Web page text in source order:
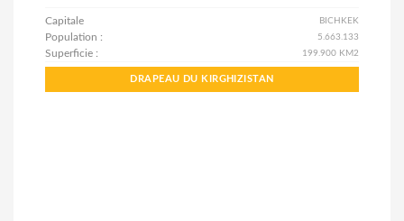
Capitale BICHKEK
Population : 5.663.133
Superficie : 199.900 KM2
DRAPEAU DU KIRGHIZISTAN